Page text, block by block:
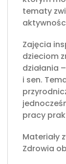
tematy
Zajęcia
dzieciom
działania
i sen.
pracy
Materiały
Zdrowia